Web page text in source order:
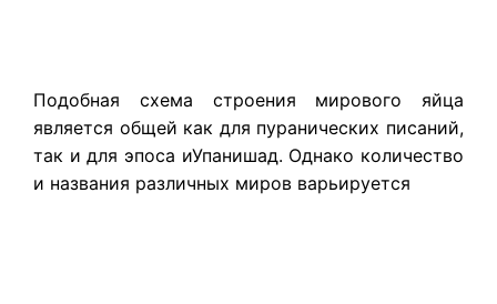
Подобная схема строения мирового яйца
является общей как для пуранических писаний,
так и для эпоса иУпанишад. Однако количество
и названия различных миров варьируется